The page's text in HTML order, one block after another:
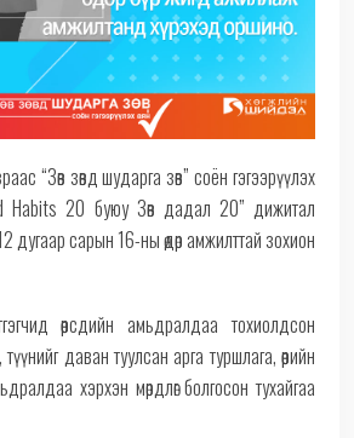
“Зөв зөвд шударга зөв” соён гэгээрүүлэх
Habits 20 буюу Зөв дадал 20” дижитал
дугаар сарын 16-ны өдөр амжилттай зохион
өөрсдийн амьдралдаа тохиолдсон
даван туулсан арга туршлага, өөрийн
хэрхэн мөрдлөг болгосон тухайгаа